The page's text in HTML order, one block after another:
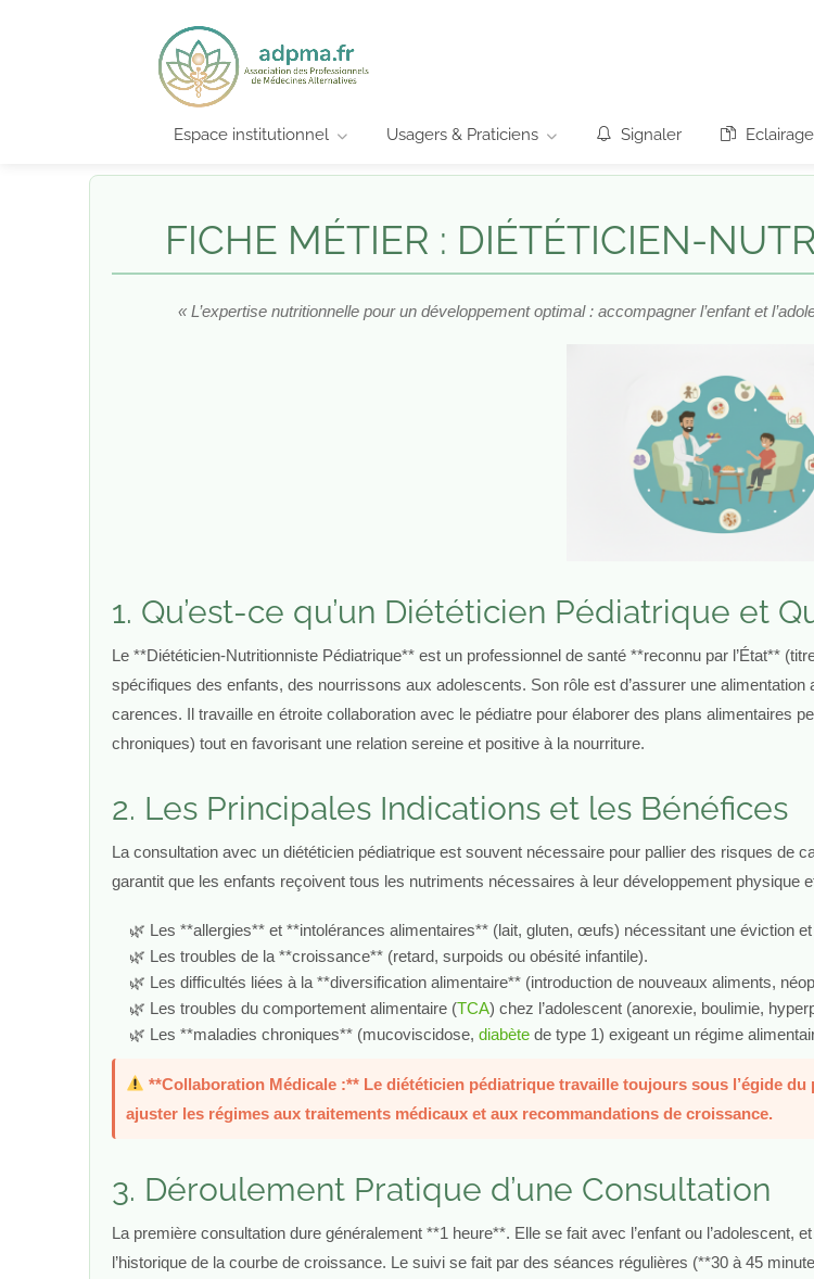
Espace institutionnel Usagers & Praticiens Signaler
FICHE MÉTIER : DIÉTÉTICIEN-
« L’expertise nutritionnelle pour un développement optimal : accompagner l’enfant et
1. Qu’est-ce qu’un Diététicien Pédiatrique et
Le **Diététicien-Nutritionniste Pédiatrique** est un professionnel de santé **reconnu par l’État**
spécifiques des enfants, des nourrissons aux adolescents. Son rôle est d’assurer une
carences. Il travaille en étroite collaboration avec le pédiatre pour élaborer des plans alimentaires
chroniques) tout en favorisant une relation sereine et positive à la nourriture.
2. Les Principales Indications et les Bénéfices
La consultation avec un diététicien pédiatrique est souvent nécessaire pour pallier des risques de
garantit que les enfants reçoivent tous les nutriments nécessaires à leur développement physique
Les **allergies** et **intolérances alimentaires** (lait, gluten, œufs) nécessitant une éviction
Les troubles de la **croissance** (retard, surpoids ou obésité infantile).
Les difficultés liées à la **diversification alimentaire** (introduction de nouveaux aliments,
Les troubles du comportement alimentaire (TCA) chez l’adolescent (anorexie, boulimie,
Les **maladies chroniques** (mucoviscidose, diabète de type 1) exigeant un régime
**Collaboration Médicale :** Le diététicien pédiatrique travaille toujours sous l’égide
ajuster les régimes aux traitements médicaux et aux recommandations de croissance.
3. Déroulement Pratique d’une Consultation
La première consultation dure généralement **1 heure**. Elle se fait avec l’enfant ou l’adolescent,
l’historique de la courbe de croissance. Le suivi se fait par des séances régulières (**30 à 45